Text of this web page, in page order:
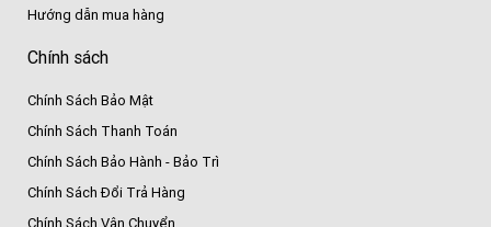
Hướng dẫn mua hàng
Chính sách
Chính Sách Bảo Mật
Chính Sách Thanh Toán
Chính Sách Bảo Hành - Bảo Trì
Chính Sách Đổi Trả Hàng
Chính Sách Vận Chuyển